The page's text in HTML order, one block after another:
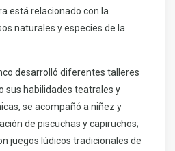
está relacionado con la
naturales y especies de la
desarrolló diferentes talleres
sus habilidades teatrales y
se acompañó a niñez y
de piscuchas y capiruchos;
juegos lúdicos tradicionales de